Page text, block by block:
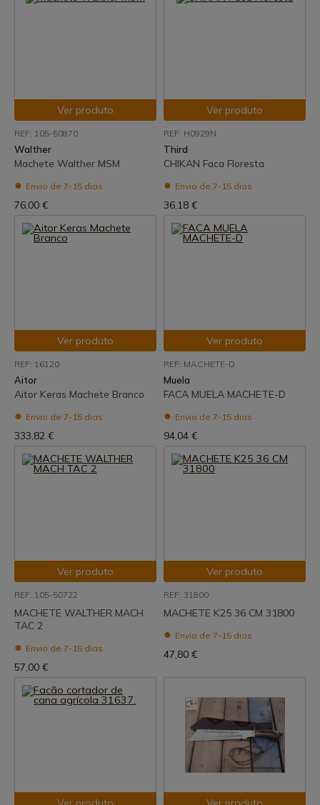
Ver produto
REF: 105-50870
Walther
Machete Walther MSM
Envio de 7-15 dias
76,00 €
Ver produto
REF: H0929N
Third
CHIKAN Faca Floresta
Envio de 7-15 dias
36,18 €
Ver produto
REF: 16120
Aitor
Aitor Keras Machete Branco
Envio de 7-15 dias
333,82 €
Ver produto
REF: MACHETE-D
Muela
FACA MUELA MACHETE-D
Envio de 7-15 dias
94,04 €
Ver produto
REF: 105-50722
MACHETE WALTHER MACH
TAC 2
Envio de 7-15 dias
57,00 €
Ver produto
REF: 31800
MACHETE K25 36 CM 31800
Envio de 7-15 dias
47,80 €